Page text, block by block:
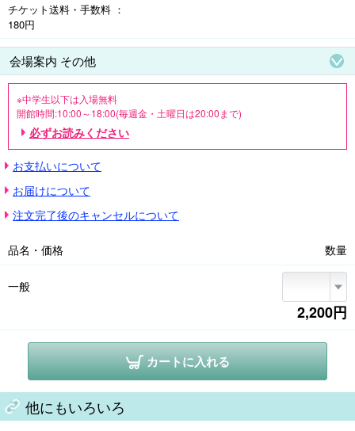
チケット送料・手数料
180円
会場案内 その他
※中学生以下は入場無料
開館時間:10:00～18:00(毎週金・土曜日は20:00まで)
※入場は閉館の30分前まで
休館日:毎週火曜日 ※ただし8月11日(火・祝)は開館、8月12日(水)は休館
※障害者手帳ご持参の方(付添の方1名を含む)は入場無料
※7月29日(水)～31日(金)は高校生無料観覧日(学生証の提示が必要)
※会場の混雑状況によっては入場までお待ちいただく場合がございます。
※最新の情報は展覧会公式サイトをご確認ください。
必ずお読みください
お支払いについて
お届けについて
注文完了後のキャンセルについて
品名・価格 数量
一般
2,200円
カートに入れる
他にもいろいろ